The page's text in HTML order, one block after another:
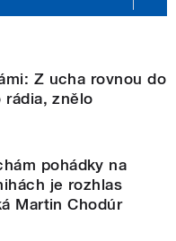
Z ucha rovnou do
rádia, znělo
pohádky na
je rozhlas
Martin Chodúr